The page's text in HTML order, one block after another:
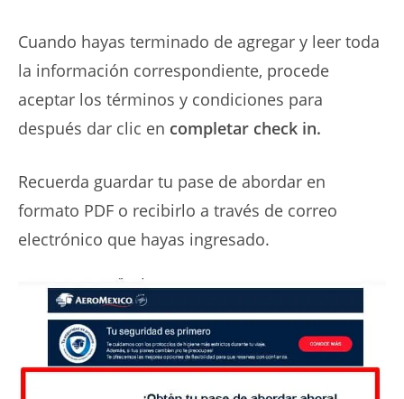
Cuando hayas terminado de agregar y leer toda
la información correspondiente, procede
aceptar los términos y condiciones para
después dar clic en completar check in.
Recuerda guardar tu pase de abordar en
formato PDF o recibirlo a través de correo
electrónico que hayas ingresado.